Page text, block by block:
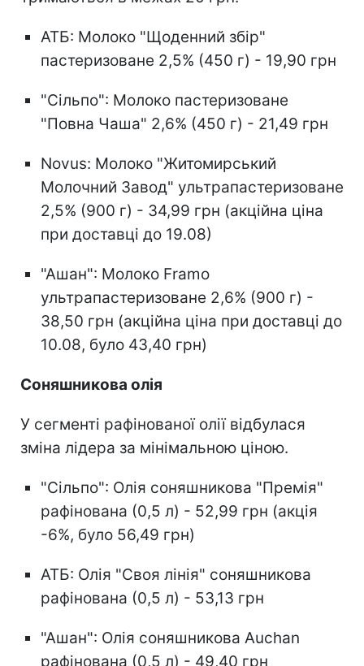
АТБ: Молоко "Щоденний збір"
пастеризоване 2,5% (450 г) - 19,90 грн
"Сільпо": Молоко пастеризоване
"Повна Чаша" 2,6% (450 г) - 21,49 грн
Novus: Молоко "Житомирський
Молочний Завод" ультрапастеризоване
2,5% (900 г) - 34,99 грн (акційна ціна
при доставці до 19.08)
"Ашан": Молоко Framo
ультрапастеризоване 2,6% (900 г) -
38,50 грн (акційна ціна при доставці до
10.08, було 43,40 грн)
Соняшникова олія
У сегменті рафінованої олії відбулася
зміна лідера за мінімальною ціною.
"Сільпо": Олія соняшникова "Премія"
рафінована (0,5 л) - 52,99 грн (акція
-6%, було 56,49 грн)
АТБ: Олія "Своя лінія" соняшникова
рафінована (0,5 л) - 53,13 грн
"Ашан": Олія соняшникова Auchan
рафінована (0,5 л) - 49,40 грн